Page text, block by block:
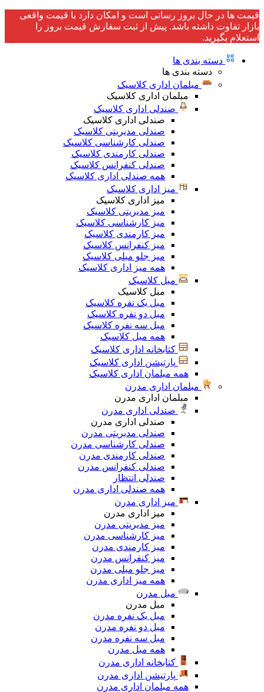
قیمت ها در حال بروز رسانی است و امکان دارد با قیمت واقعی
بازار تفاوت داشته باشد. پیش از ثبت سفارش قیمت بروز را
استعلام بگیرید.
دسته بندی ها
دسته بندی ها
مبلمان اداری کلاسیک
مبلمان اداری کلاسیک
صندلی اداری کلاسیک
صندلی اداری کلاسیک
صندلی مدیریتی کلاسیک
صندلی کارشناسی کلاسیک
صندلی کارمندی کلاسیک
صندلی کنفرانس کلاسیک
همه صندلی اداری کلاسیک
میز اداری کلاسیک
میز اداری کلاسیک
میز مدیریتی کلاسیک
میز کارشناسی کلاسیک
میز کارمندی کلاسیک
میز کنفرانس کلاسیک
میز جلو مبلی کلاسیک
همه میز اداری کلاسیک
مبل کلاسیک
مبل کلاسیک
مبل یک نفره کلاسیک
مبل دو نفره کلاسیک
مبل سه نفره کلاسیک
همه مبل کلاسیک
کتابخانه اداری کلاسیک
پارتیشن اداری کلاسیک
همه مبلمان اداری کلاسیک
مبلمان اداری مدرن
مبلمان اداری مدرن
صندلی اداری مدرن
صندلی اداری مدرن
صندلی مدیریتی مدرن
صندلی کارشناسی مدرن
صندلی کارمندی مدرن
صندلی کنفرانس مدرن
صندلی انتظار
همه صندلی اداری مدرن
میز اداری مدرن
میز اداری مدرن
میز مدیریتی مدرن
میز کارشناسی مدرن
میز کارمندی مدرن
میز کنفرانس مدرن
میز جلو مبلی مدرن
همه میز اداری مدرن
مبل مدرن
مبل مدرن
مبل یک نفره مدرن
مبل دو نفره مدرن
مبل سه نفره مدرن
همه مبل مدرن
کتابخانه اداری مدرن
پارتیشن اداری مدرن
همه مبلمان اداری مدرن